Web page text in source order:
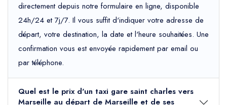
directement depuis notre formulaire en ligne, disponible
24h/24 et 7j/7. Il vous suffit d'indiquer votre adresse de
départ, votre destination, la date et l'heure souhaitées. Une
confirmation vous est envoyée rapidement par email ou
par téléphone.
Quel est le prix d'un taxi gare saint charles vers
Marseille au départ de Marseille et de ses